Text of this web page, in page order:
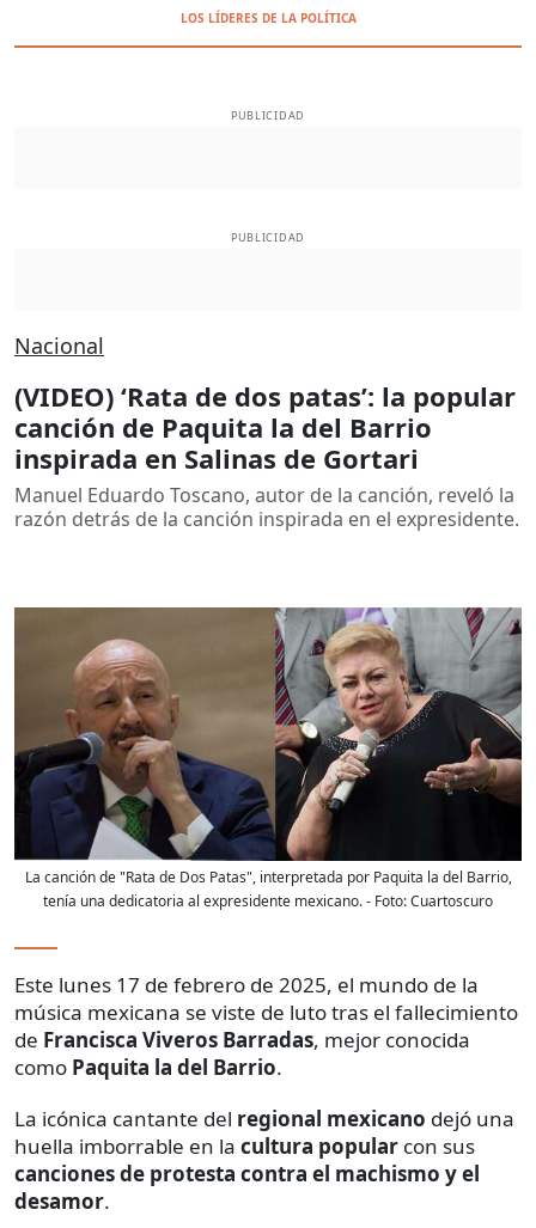
LOS LÍDERES DE LA POLÍTICA
PUBLICIDAD
PUBLICIDAD
Nacional
(VIDEO) ‘Rata de dos patas’: la popular
canción de Paquita la del Barrio
inspirada en Salinas de Gortari
Manuel Eduardo Toscano, autor de la canción, reveló la
razón detrás de la canción inspirada en el expresidente.
La canción de "Rata de Dos Patas", interpretada por Paquita la del Barrio,
tenía una dedicatoria al expresidente mexicano.- Foto:Cuartoscuro
Este lunes 17 de febrero de 2025, el mundo de la
música mexicana se viste de luto tras el fallecimiento
de Francisca Viveros Barradas, mejor conocida
como Paquita la del Barrio.
La icónica cantante del regional mexicano dejó una
huella imborrable en la cultura popular con sus
canciones de protesta contra el machismo y el
desamor.